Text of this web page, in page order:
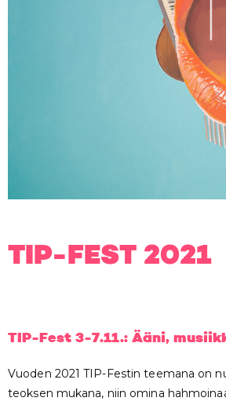
TIP-FEST 2021
TIP-Fest 3-7.11.: Ääni,
Vuoden 2021 TIP-Festin teemana on
teoksen mukana, niin omina